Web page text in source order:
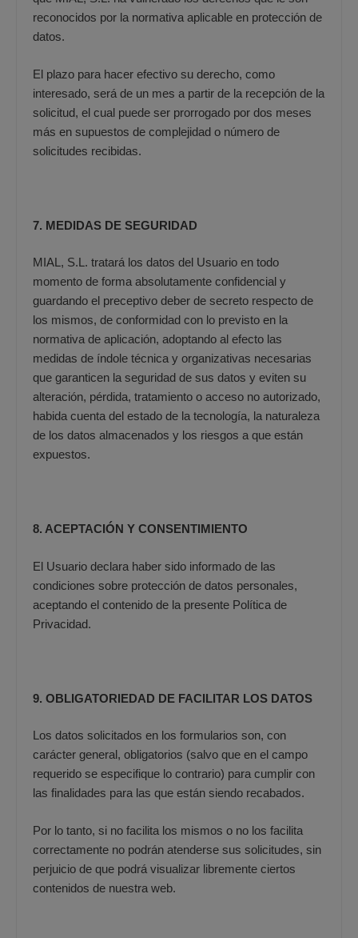
reconocidos por la normativa aplicable en protección de
datos.
El plazo para hacer efectivo su derecho, como
interesado, será de un mes a partir de la recepción de la
solicitud, el cual puede ser prorrogado por dos meses
más en supuestos de complejidad o número de
solicitudes recibidas.
7. MEDIDAS DE SEGURIDAD
MIAL, S.L. tratará los datos del Usuario en todo
momento de forma absolutamente confidencial y
guardando el preceptivo deber de secreto respecto de
los mismos, de conformidad con lo previsto en la
normativa de aplicación, adoptando al efecto las
medidas de índole técnica y organizativas necesarias
que garanticen la seguridad de sus datos y eviten su
alteración, pérdida, tratamiento o acceso no autorizado,
habida cuenta del estado de la tecnología, la naturaleza
de los datos almacenados y los riesgos a que están
expuestos.
8. ACEPTACIÓN Y CONSENTIMIENTO
El Usuario declara haber sido informado de las
condiciones sobre protección de datos personales,
aceptando el contenido de la presente Política de
Privacidad.
9. OBLIGATORIEDAD DE FACILITAR LOS DATOS
Los datos solicitados en los formularios son, con
carácter general, obligatorios (salvo que en el campo
requerido se especifique lo contrario) para cumplir con
las finalidades para las que están siendo recabados.
Por lo tanto, si no facilita los mismos o no los facilita
correctamente no podrán atenderse sus solicitudes, sin
perjuicio de que podrá visualizar libremente ciertos
contenidos de nuestra web.